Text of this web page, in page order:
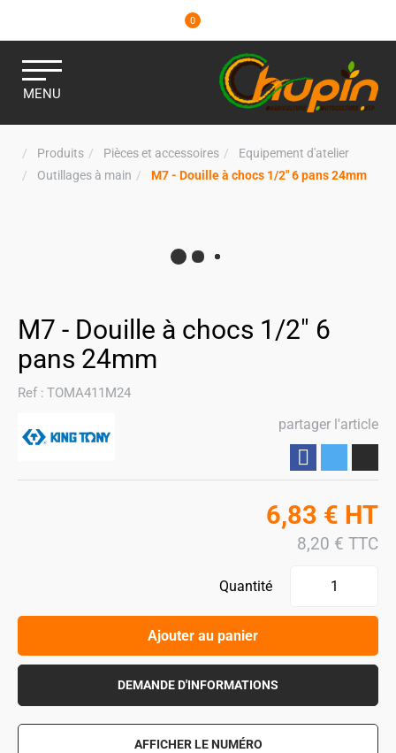
0
MENU
Produits Pièces et accessoires
Equipement d'atelier
Outillages à main
M7 - Douille à chocs 1/2" 6 pans 24mm
M7 - Douille à chocs 1/2" 6
pans 24mm
Ref : TOMA411M24
partager l'article
6,83 € HT
8,20 € TTC
Quantité
Ajouter au panier
DEMANDE D'INFORMATIONS
AFFICHER LE NUMÉRO